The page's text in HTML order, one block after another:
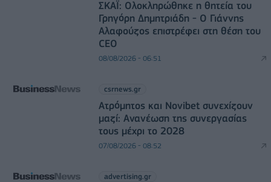
ΣΚΑΪ: Ολοκληρώθηκε η θητεία του
Γρηγόρη Δημητριάδη - Ο Γιάννης
Αλαφούζος επιστρέφει στη θέση του
CEO
08/08/2026 - 06:51
csrnews.gr
Ατρόμητος και Novibet συνεχίζουν
μαζί: Ανανέωση της συνεργασίας
τους μέχρι το 2028
07/08/2026 - 08:52
advertising.gr